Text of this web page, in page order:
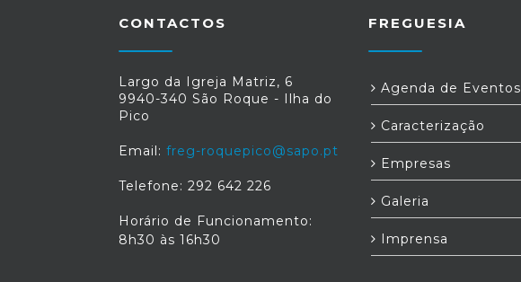
CONTACTOS
Largo da Igreja Matriz, 6
9940-340 São Roque - Ilha do
Pico
Email: freg-roquepico@sapo.pt
Telefone: 292 642 226
Horário de Funcionamento:
8h30 às 16h30
FREGUESIA
Agenda de Eventos
Caracterização
Empresas
Galeria
Imprensa